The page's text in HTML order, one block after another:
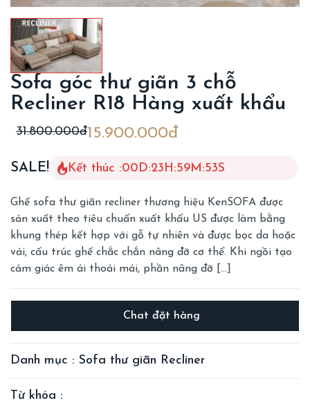
Sofa góc thư giãn 3 chỗ
Recliner R18 Hàng xuất khẩu
31.800.000đ15.900.000đ
SALE! Kết thúc :00D:23H:59M:51S
Ghế sofa thư giãn recliner thương hiệu KenSOFA được
sản xuất theo tiêu chuẩn xuất khẩu US được làm bằng
khung thép kết hợp với gỗ tự nhiên và được bọc da hoặc
vải, cấu trúc ghế chắc chắn nâng đỡ cơ thể. Khi ngồi tạo
cảm giác êm ái thoải mái, phần nâng đỡ […]
Danh mục : Sofa thư giãn Recliner
Từ khóa :